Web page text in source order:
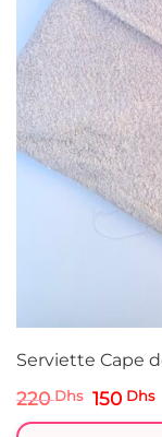
Serviette Cape
220Dhs Le
150 Dhs